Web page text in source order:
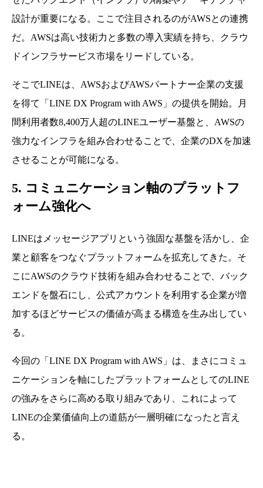
設計が重要になる。ここで注目されるのがAWSとの連携
だ。AWSは高い技術力と多数の導入実績を持ち、クラウ
ドインフラサービス市場をリードしている。
そこでLINEは、AWSおよびAWSパートナー企業の支援
を得て「LINE DX Program with AWS」の提供を開始。月
間利用者数8,400万人超のLINEユーザー基盤と、AWSの
強力なインフラを組み合わせることで、企業のDXを加速
させることが可能になる。
5. コミュニケーション軸のプラットフ
ォーム強化へ
LINEはメッセージアプリという強固な基盤を活かし、企
業と顧客をつなぐプラットフォームを拡充してきた。そ
こにAWSのクラウド技術を組み合わせることで、バック
エンドを盤石にし、公式アカウントを利用する企業が増
加するほどサービスの価値が高まる構造を生み出してい
る。
今回の「LINE DX Program with AWS」は、まさにコミュ
ニケーションを軸にしたプラットフォームとしてのLINE
の強みをさらに高める取り組みであり、これによって
LINEの企業価値向上の道筋が一層明確になったと言え
る。